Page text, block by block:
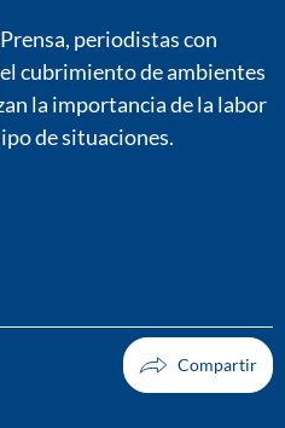
periodistas con
cubrimiento de ambientes
la importancia de la labor
de situaciones.